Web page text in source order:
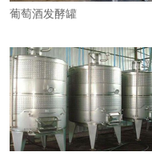
葡萄酒发酵罐